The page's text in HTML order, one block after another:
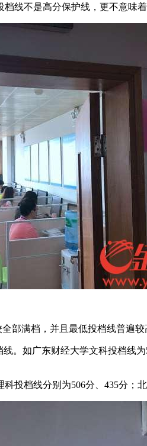
线不是高分保护线，更不意味
部满档，并且最低投档线普遍
。如广东财经大学文科投档线
档线分别为506分、435分；